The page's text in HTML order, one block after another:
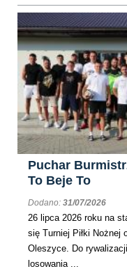
Puchar
To Beje To
Dodano: 31/07/2026
26 lipca 2026 roku na
się Turniej Piłki Nożnej
Oleszyce. Do
losowania ...